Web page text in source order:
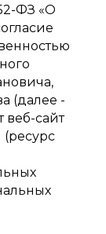
ФЗ «О
(далее -
веб-сайт
(ресурс